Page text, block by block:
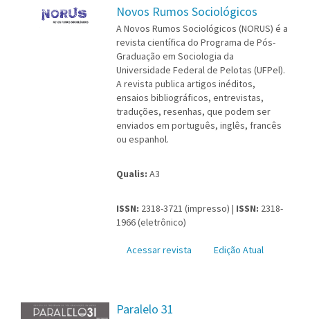
Novos Rumos Sociológicos
A Novos Rumos Sociológicos (NORUS) é a
revista científica do Programa de Pós-
Graduação em Sociologia da
Universidade Federal de Pelotas (UFPel).
A revista publica artigos inéditos,
ensaios bibliográficos, entrevistas,
traduções, resenhas, que podem ser
enviados em português, inglês, francês
ou espanhol.
Qualis: A3
ISSN: 2318-3721 (impresso) | ISSN: 2318-
1966 (eletrônico)
Acessar revista Edição Atual
Paralelo 31